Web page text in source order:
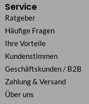
Service
Ratgeber
Häufige Fragen
Ihre Vorteile
Kundenstimmen
Geschäftskunden / B2B
Zahlung & Versand
Über uns